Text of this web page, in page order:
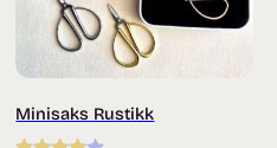
Minisaks Rustikk